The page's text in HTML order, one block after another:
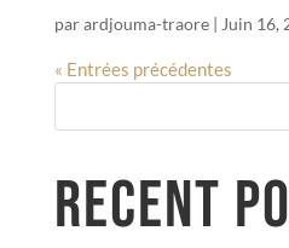
parardjouma-traore| Juin 16,
« Entrées précédentes
RECENT